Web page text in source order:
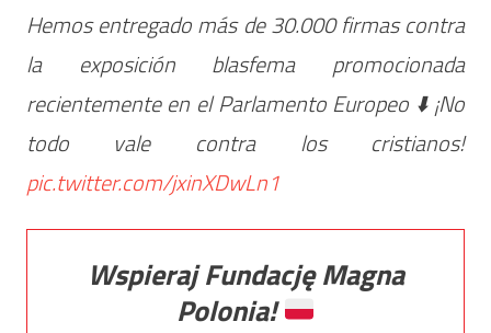
Hemos entregado más de 30.000 firmas contra
la exposición blasfema promocionada
recientemente en el Parlamento Europeo ⬇️ ¡No
todo vale contra los cristianos!
pic.twitter.com/jxinXDwLn1
Wspieraj Fundację Magna
Polonia!